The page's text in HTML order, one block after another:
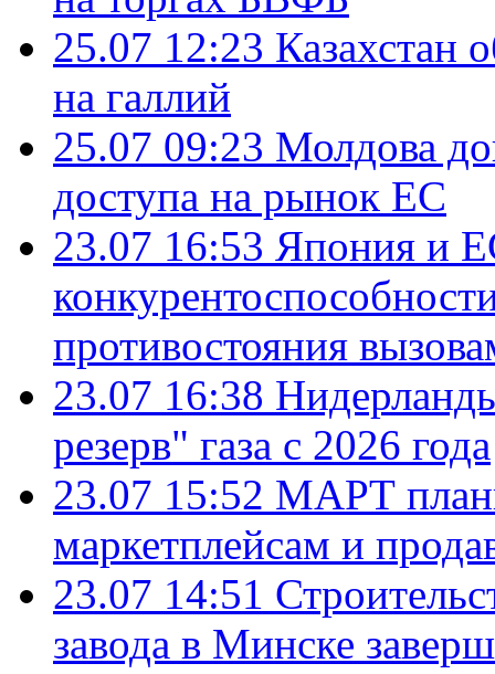
25.07 12:23 Казахстан
на галлий
25.07 09:23 Молдова
доступа на рынок ЕС
23.07 16:53 Япония и
противостояния
23.07 16:38
резерв" газа с 2026 года
23.07 15:52 МАРТ
маркетплейсам и
23.07 14:51
завода в Минске